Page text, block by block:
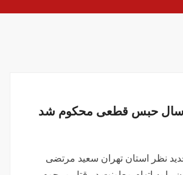
تجدید نظر استان تهران سعید مرتضی